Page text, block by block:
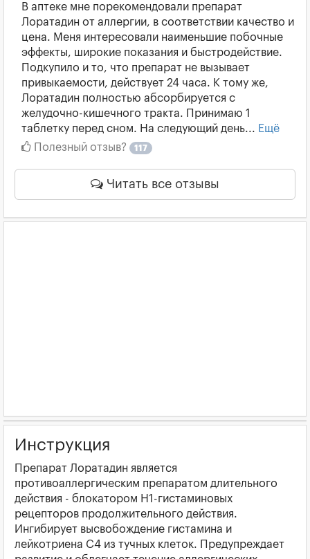
В аптеке мне порекомендовали препарат
Лоратадин от аллергии, в соответствии качество и
цена. Меня интересовали наименьшие побочные
эффекты, широкие показания и быстродействие.
Подкупило и то, что препарат не вызывает
привыкаемости, действует 24 часа. К тому же,
Лоратадин полностью абсорбируется с
желудочно-кишечного тракта. Принимаю 1
таблетку перед сном. На следующий день... Ещё
Полезный отзыв?
117
Читать все отзывы
Инструкция
Препарат Лоратадин является
противоаллергическим препаратом длительного
действия - блокатором H1-гистаминовых
рецепторов продолжительного действия.
Ингибирует высвобождение гистамина и
лейкотриена С4 из тучных клеток. Предупреждает